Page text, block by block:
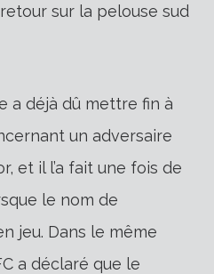
sur la pelouse sud
a déjà dû mettre fin à
un adversaire
et il l’a fait une fois de
le nom de
jeu. Dans le même
a déclaré que le